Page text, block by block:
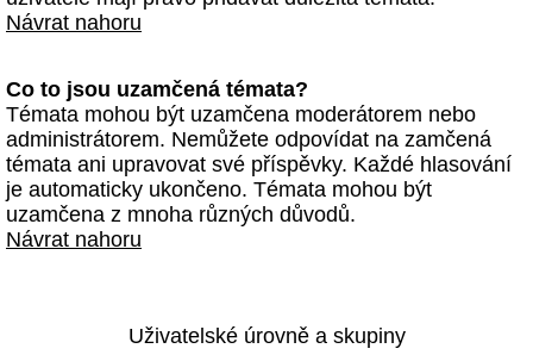
Návrat nahoru
Co to jsou uzamčená témata?
Témata mohou být uzamčena moderátorem nebo
administrátorem. Nemůžete odpovídat na zamčená
témata ani upravovat své příspěvky. Každé hlasování
je automaticky ukončeno. Témata mohou být
uzamčena z mnoha různých důvodů.
Návrat nahoru
Uživatelské úrovně a skupiny